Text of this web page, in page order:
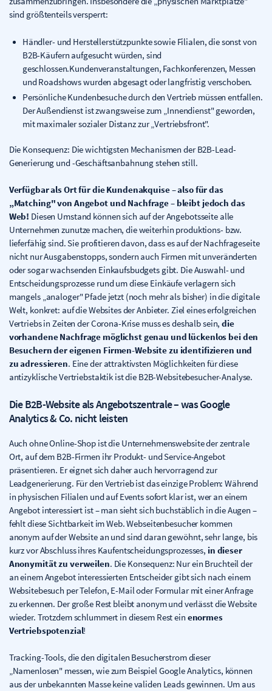
sind größtenteils versperrt:
Händler- und Herstellerstützpunkte sowie Filialen, die sonst von
B2B-Käufern aufgesucht würden, sind
geschlossen.Kundenveranstaltungen, Fachkonferenzen, Messen
und Roadshows wurden abgesagt oder langfristig verschoben.
Persönliche Kundenbesuche durch den Vertrieb müssen entfallen.
Der Außendienst ist zwangsweise zum „Innendienst" geworden,
mit maximaler sozialer Distanz zur „Vertriebsfront".
Die Konsequenz: Die wichtigsten Mechanismen der B2B-Lead-
Generierung und -Geschäftsanbahnung stehen still.
Verfügbar als Ort für die Kundenakquise – also für das
„Matching" von Angebot und Nachfrage – bleibt jedoch das
Web! Diesen Umstand können sich auf der Angebotsseite alle
Unternehmen zunutze machen, die weiterhin produktions- bzw.
lieferfähig sind. Sie profitieren davon, dass es auf der Nachfrageseite
nicht nur Ausgabenstopps, sondern auch Firmen mit unveränderten
oder sogar wachsenden Einkaufsbudgets gibt. Die Auswahl- und
Entscheidungsprozesse rund um diese Einkäufe verlagern sich
mangels „analoger" Pfade jetzt (noch mehr als bisher) in die digitale
Welt, konkret: auf die Websites der Anbieter. Ziel eines erfolgreichen
Vertriebs in Zeiten der Corona-Krise muss es deshalb sein,die
vorhandene Nachfrage möglichst genau und lückenlos bei den
Besuchern der eigenen Firmen-Website zu identifizieren und
zu adressieren. Eine der attraktivsten Möglichkeiten für diese
antizyklische Vertriebstaktik ist die B2B-Websitebesucher-Analyse.
Die B2B-Website als Angebotszentrale – was Google
Analytics & Co. nicht leisten
Auch ohne Online-Shop ist die Unternehmenswebsite der zentrale
Ort, auf dem B2B-Firmen ihr Produkt- und Service-Angebot
präsentieren. Er eignet sich daher auch hervorragend zur
Leadgenerierung. Für den Vertrieb ist das einzige Problem: Während
in physischen Filialen und auf Events sofort klar ist, wer an einem
Angebot interessiert ist – man sieht sich buchstäblich in die Augen –
fehlt diese Sichtbarkeit im Web. Webseitenbesucher kommen
anonym auf der Website an und sind daran gewöhnt, sehr lange, bis
kurz vor Abschluss ihres Kaufentscheidungsprozesses, in dieser
Anonymität zu verweilen. Die Konsequenz: Nur ein Bruchteil der
an einem Angebot interessierten Entscheider gibt sich nach einem
Websitebesuch per Telefon, E-Mail oder Formular mit einer Anfrage
zu erkennen. Der große Rest bleibt anonym und verlässt die Website
wieder. Trotzdem schlummert in diesem Rest ein enormes
Vertriebspotenzial!
Tracking-Tools, die den digitalen Besucherstrom dieser
„Namenlosen" messen, wie zum Beispiel Google Analytics, können
aus der unbekannten Masse keine validen Leads gewinnen. Um aus